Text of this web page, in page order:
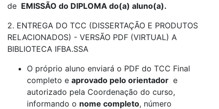
de EMISSÃO do DIPLOMA do(a) aluno(a).
2. ENTREGA DO TCC (DISSERTAÇÃO E PRODUTOS
RELACIONADOS) - VERSÃO PDF (VIRTUAL) A
BIBLIOTECA IFBA.SSA
O próprio aluno enviará o PDF do TCC Final
completo e aprovado pelo orientador e
autorizado pela Coordenação do curso,
informando o nome completo, número